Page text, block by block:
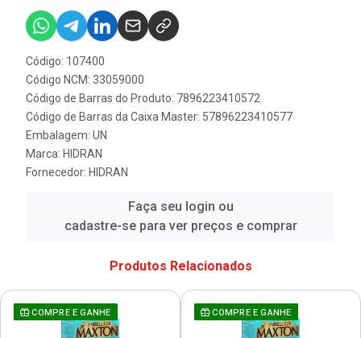
Código: 107400
Código NCM: 33059000
Código de Barras do Produto: 7896223410572
Código de Barras da Caixa Master: 57896223410577
Embalagem: UN
Marca: HIDRAN
Fornecedor: HIDRAN
Faça seu login ou
cadastre-se para ver preços e comprar
Produtos Relacionados
COMPRE E GANHE COMPRE E GANHE